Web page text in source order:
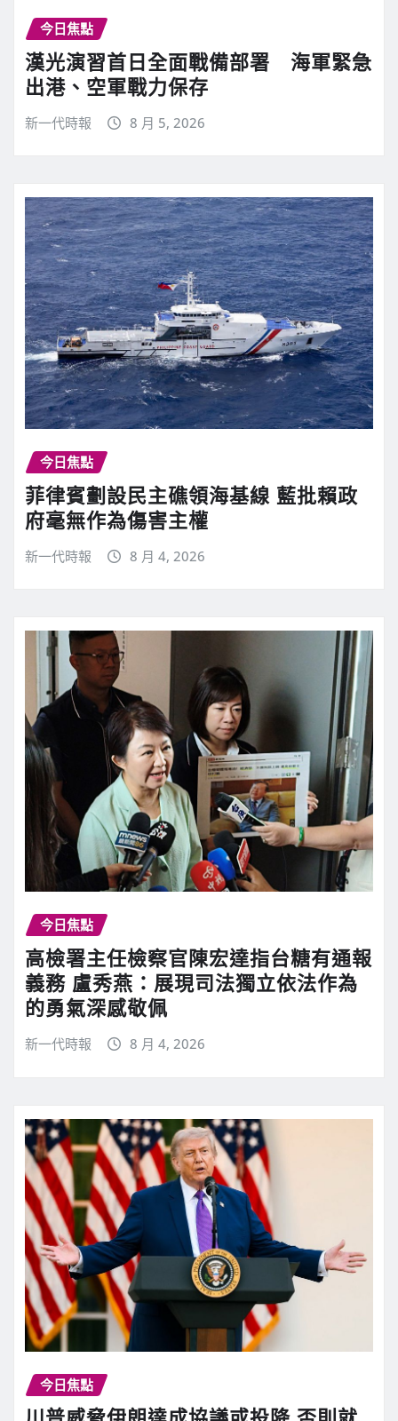
今日焦點
漢光演習首日全面戰備部署 海軍緊急
出港、空軍戰力保存
新一代時報 8 月 5, 2026
今日焦點
菲律賓劃設民主礁領海基線 藍批賴政
府毫無作為傷害主權
新一代時報 8 月 4, 2026
今日焦點
高檢署主任檢察官陳宏達指台糖有通報
義務 盧秀燕：展現司法獨立依法作為
的勇氣深感敬佩
新一代時報 8 月 4, 2026
今日焦點